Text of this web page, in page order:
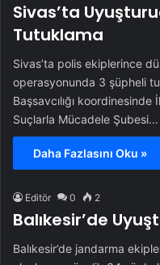
Sivas’ta
Tutuklama
Sivas’ta polis ekiplerince
operasyonunda 3 şüpheli
Başsavcılığı
Suçlarla Mücadele Şubesi…
Daha Fazlasını Oku »
Editör 0 2
Balıkesir’de
Balıkesir’de jandarma